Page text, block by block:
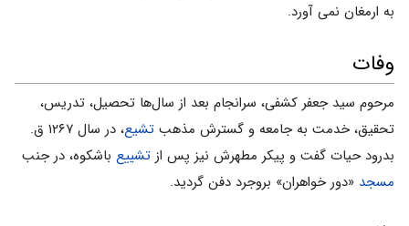
به ارمغان نمی آورد.
وفات
مرحوم سید جعفر کشفی، سرانجام بعد از سال‌ها تحصیل، تدریس،
تحقیق، خدمت به جامعه و گسترش مذهب تشیع
، در سال ۱۲۶۷ ق.
بدرود حیات گفت و پیکر مطهرش نیز پس از تشییع باشکوه، در جنب
مسجد «دور خواهران» بروجرد دفن گردید.